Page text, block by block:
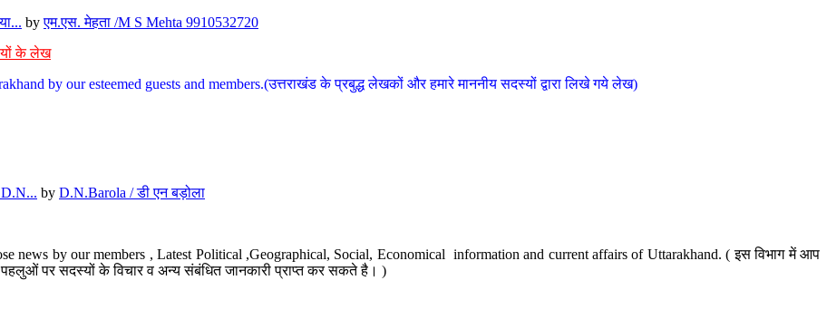
byएम.एस. मेहता /M S Mehta 9910532720
के लेख
by our esteemed guests and members.(उत्तराखंड के प्रबुद्ध लेखकों और हमारे माननीय सदस्यों द्वारा लिखे गये लेख)
by D.N.Barola / डी एन बड़ोला
news by our members , Latest Political ,Geographical, Social, Economical information and current affairs of Uttarakhand. ( इस विभाग में आप
पहलुओं पर सदस्यों के विचार व अन्य संबंधित जानकारी प्राप्त कर सकते है। )